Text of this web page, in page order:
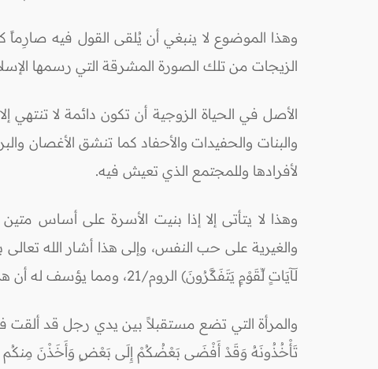
وهذا الموضوع لا ينبغي أن يُلقى القول فيه صارِماً
الزيجات من تلك الصورة المشرقة التي رسمها
الأصل في الحياة الزوجية أن تكون دائمة لا تنتهي
والبنات والحفيدات والأحفاد كما تنشق الأغصان
لأفرادها وللمجتمع الذي تعيش فيه.
وهذا لا يتأتى إلا إذا بنيت الأسرة على أساس متين
والغيرية على حب النفس، وإلى هذا أشار الله
لَآيَاتٍ لِّقَوْمٍ يَتَفَكَّرُونَ) الروم/21، ومما يؤسف له أن هذه الآية تتوج بها بطاقات الأفراح، وقليل من الناس من يتفكر في مضمونها.
والمرأة التي تضع مستقبلاً بين يدي رجل قد ألقت
تَأْخُذُونَهُ وَقَدْ أَفْضَى بَعْضُكُمْ إِلَى بَعْضٍ وَأَخَذْنَ مِنكُم